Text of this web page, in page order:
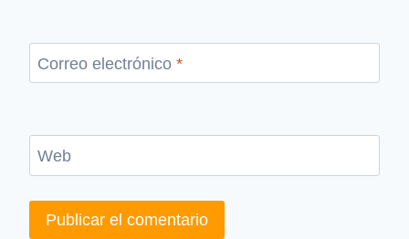
Correo electrónico *
Web